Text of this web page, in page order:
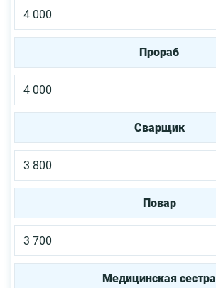
4 000
Прораб
4 000
Сварщик
3 800
Повар
3 700
Медицинская сестра